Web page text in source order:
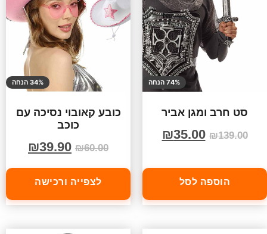
74% הנחה
סט חרב ומגן אביר
₪139.00
₪35.00
הוספה לסל
34% הנחה
כובע קאובוי נסיכה עם
כוכב
₪60.00
₪39.90
לצפייה ורכישה